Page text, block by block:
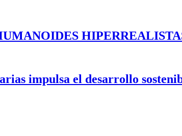
impulsa el desarrollo